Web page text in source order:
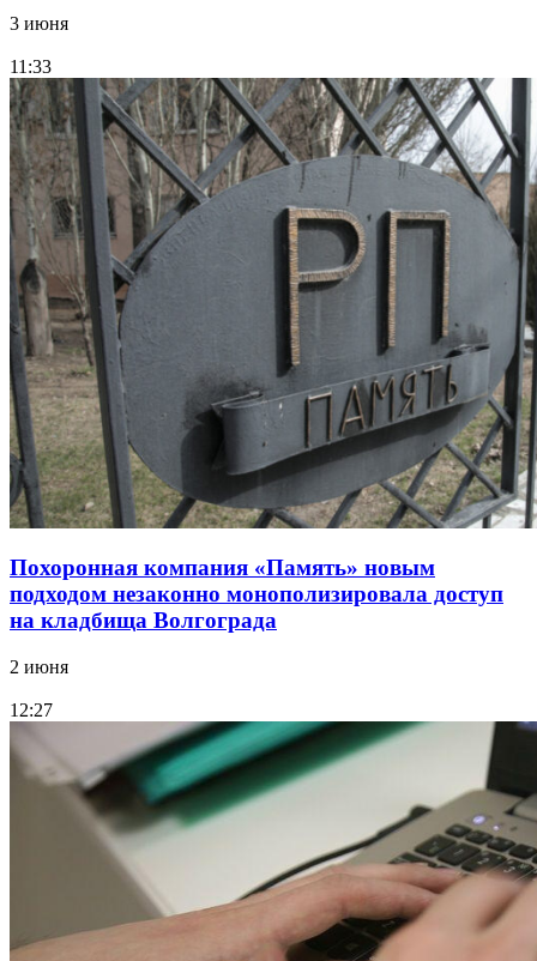
3 июня
11:33
Похоронная компания «Память» новым
подходом незаконно монополизировала доступ
на кладбища Волгограда
2 июня
12:27